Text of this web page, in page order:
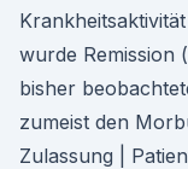
wurde Remission
bisher
zumeist den
Zulassung |